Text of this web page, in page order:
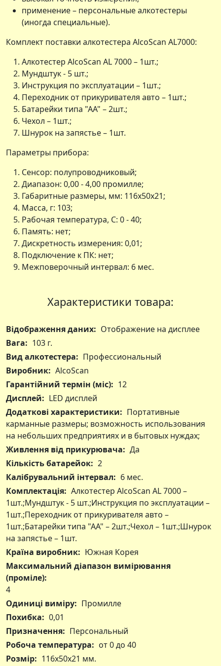
применение – персональные алкотестеры
(иногда специальные).
Комплект поставки алкотестера AlcoScan AL7000:
Алкотестер AlcoScan AL 7000 – 1шт.;
Мундштук - 5 шт.;
Инструкция по эксплуатации – 1шт.;
Переходник от прикуривателя авто – 1шт.;
Батарейки типа "АА" – 2шт.;
Чехол – 1шт.;
Шнурок на запястье – 1шт.
Параметры прибора:
Сенсор: полупроводниковый;
Диапазон: 0,00 - 4,00 промилле;
Габаритные размеры, мм: 116х50х21;
Масса, г: 103;
Рабочая температура, С: 0 - 40;
Память: нет;
Дискретность измерения: 0,01;
Подключение к ПК: нет;
Межповерочный интервал: 6 мес.
Характеристики товара:
Відображення даних: Отображение на дисплее
Вага: 103 г.
Вид алкотестера: Профессиональный
Виробник: AlcoScan
Гарантійний термін (міс): 12
Дисплей: LED дисплей
Додаткові характеристики: Портативные
карманные размеры; возможность использования
на небольших предприятиях и в бытовых нуждах;
Живлення від прикурювача: Да
Кількість батарейок: 2
Калібрувальний інтервал: 6 мес.
Комплектація: Алкотестер AlcoScan AL 7000 –
1шт.;Мундштук - 5 шт.;Инструкция по эксплуатации –
1шт.;Переходник от прикуривателя авто –
1шт.;Батарейки типа "АА" – 2шт.;Чехол – 1шт.;Шнурок
на запястье – 1шт.
Країна виробник: Южная Корея
Максимальний діапазон вимірювання
(проміле):
4
Одиниці виміру: Промилле
Похибка: 0,01
Призначення: Персональный
Робоча температура: от 0 до 40
Розмір: 116х50х21 мм.